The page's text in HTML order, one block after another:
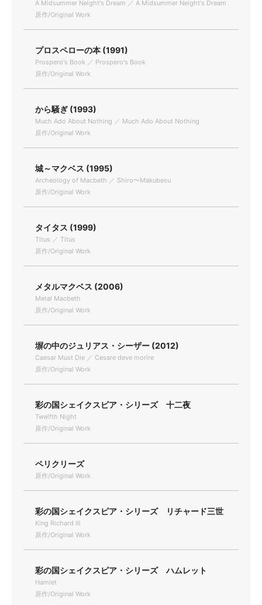
A Midsummer Neight's Dream ／ A Midsummer Neight's Dream
原作/Original Work
プロスペローの本 (1991)
Prospero's Book ／ Prospero's Book
原作/Original Work
から騒ぎ (1993)
Much Ado About Nothing ／ Much Ado About Nothing
原作/Original Work
城～マクベス (1995)
Archeology of Macbeth ／ Shiro〜Makubesu
原作/Original Work
タイタス (1999)
Titus ／ Titus
原作/Original Work
メタルマクベス (2006)
Metal Macbeth
原作/Original Work
塀の中のジュリアス・シーザー (2012)
Caesar Must Die ／ Cesare deve morire
原作/Original Work
彩の国シェイクスピア・シリーズ 十二夜
Twelfth Night
原作/Original Work
ペリクリーズ
原作/Original Work
彩の国シェイクスピア・シリーズ リチャード三世
King Richard Ⅲ
原作/Original Work
彩の国シェイクスピア・シリーズ ハムレット
Hamlet
原作/Original Work